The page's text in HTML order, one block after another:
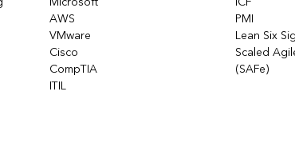
AWS
VMware
Cisco
CompTIA
ITIL
PMI
Lean Six
Scaled
(SAFe)